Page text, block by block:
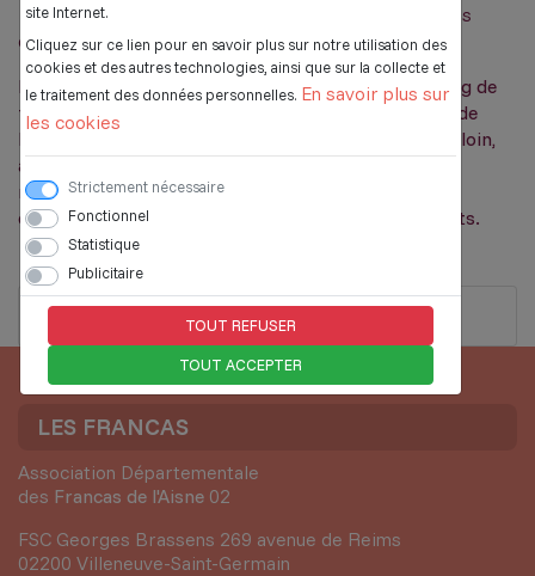
site Internet.
Cliquez sur ce lien pour en savoir plus sur notre utilisation des
cookies et des autres technologies, ainsi que sur la collecte et
le traitement des données personnelles. En savoir plus sur
les cookies
Strictement nécessaire
Fonctionnel
Statistique
Publicitaire
TOUT REFUSER
TOUT ACCEPTER
- D'une fédération qui compte plus de
quarante ans
d'expérience en formation.
Les Francas s’engagent à t'accompagner tout au long de
ton parcours de formation en te faisant bénéficier de
leurs ressources et de leurs réseaux. Pour aller plus loin,
au-delà des formations, les Francas t'invitent à les
rejoindre et à prendre part aux activités qu'ils
développent dans l'Aisne pour l’éducation des enfants.
Dossier de recrutement animateur.rice
LES FRANCAS
Association Départementale
des Francas de l'Aisne 02
FSC Georges Brassens 269 avenue de Reims
02200 Villeneuve-Saint-Germain